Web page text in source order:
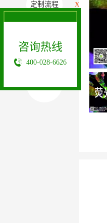
定制流程
相关案例
X
咨询热线
400-028-6626